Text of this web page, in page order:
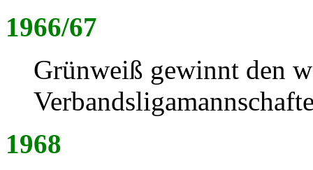
1966/67
Grünweiß gewinnt den
1968